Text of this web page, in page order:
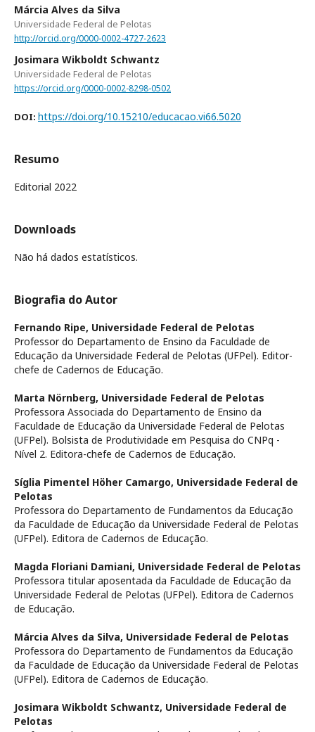
Márcia Alves da Silva
Universidade Federal de Pelotas
http://orcid.org/0000-0002-4727-2623
Josimara Wikboldt Schwantz
Universidade Federal de Pelotas
https://orcid.org/0000-0002-8298-0502
DOI: https://doi.org/10.15210/educacao.vi66.5020
Resumo
Editorial 2022
Downloads
Não há dados estatísticos.
Biografia do Autor
Fernando Ripe, Universidade Federal de Pelotas
Professor do Departamento de Ensino da Faculdade de
Educação da Universidade Federal de Pelotas (UFPel). Editor-
chefe de Cadernos de Educação.
Marta Nörnberg, Universidade Federal de Pelotas
Professora Associada do Departamento de Ensino da
Faculdade de Educação da Universidade Federal de Pelotas
(UFPel). Bolsista de Produtividade em Pesquisa do CNPq -
Nível 2. Editora-chefe de Cadernos de Educação.
Síglia Pimentel Höher Camargo, Universidade Federal de
Pelotas
Professora do Departamento de Fundamentos da Educação
da Faculdade de Educação da Universidade Federal de Pelotas
(UFPel). Editora de Cadernos de Educação.
Magda Floriani Damiani, Universidade Federal de Pelotas
Professora titular aposentada da Faculdade de Educação da
Universidade Federal de Pelotas (UFPel). Editora de Cadernos
de Educação.
Márcia Alves da Silva, Universidade Federal de Pelotas
Professora do Departamento de Fundamentos da Educação
da Faculdade de Educação da Universidade Federal de Pelotas
(UFPel). Editora de Cadernos de Educação.
Josimara Wikboldt Schwantz, Universidade Federal de
Pelotas